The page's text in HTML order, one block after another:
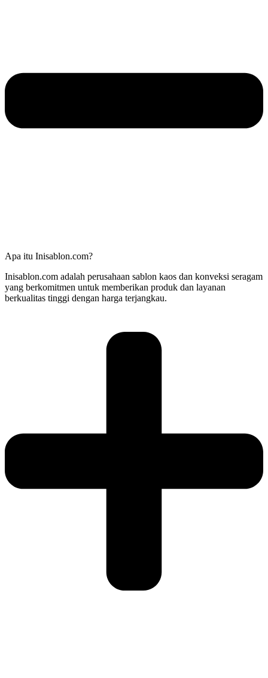
Apa itu Inisablon.com?
Inisablon.com adalah perusahaan sablon kaos dan konveksi seragam
yang berkomitmen untuk memberikan produk dan layanan
berkualitas tinggi dengan harga terjangkau.